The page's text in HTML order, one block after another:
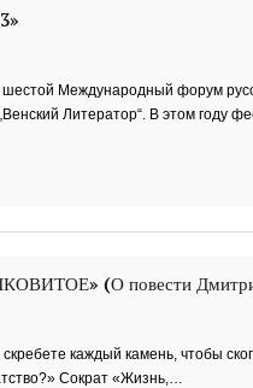
Международный форум
Литератор“. В этом году
(О повести
каждый камень, чтобы
Сократ «Жизнь,…